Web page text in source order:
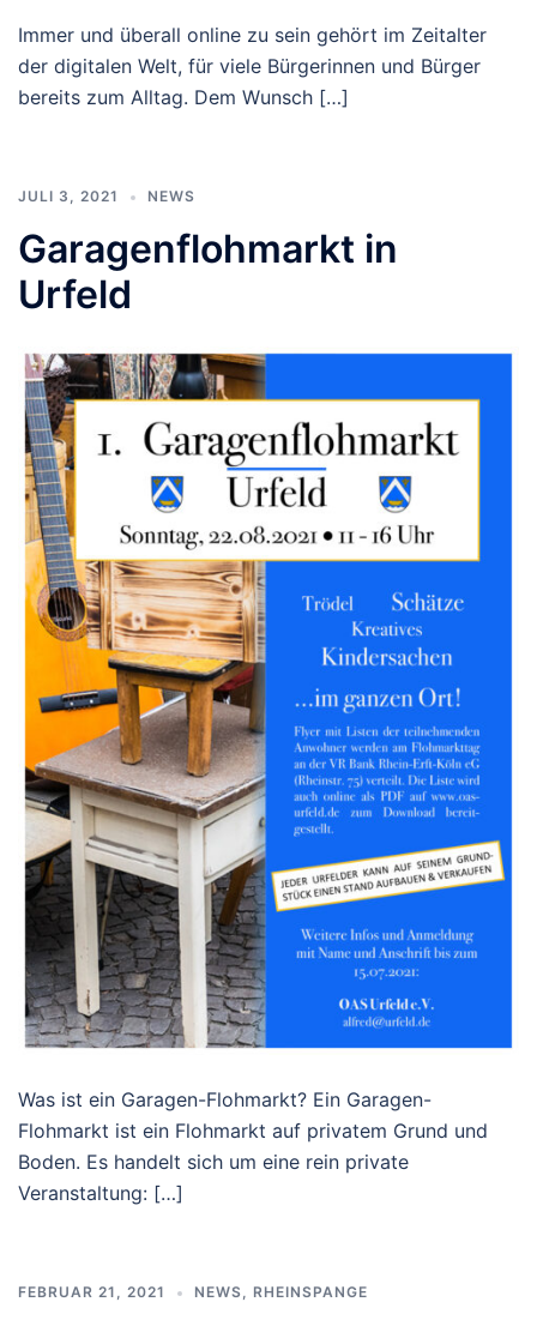
Immer und überall online zu sein gehört im Zeitalter
der digitalen Welt, für viele Bürgerinnen und Bürger
bereits zum Alltag. Dem Wunsch […]
JULI 3, 2021 NEWS
Garagenflohmarkt in
Urfeld
Was ist ein Garagen-Flohmarkt? Ein Garagen-
Flohmarkt ist ein Flohmarkt auf privatem Grund und
Boden. Es handelt sich um eine rein private
Veranstaltung: […]
FEBRUAR 21, 2021 NEWS, RHEINSPANGE